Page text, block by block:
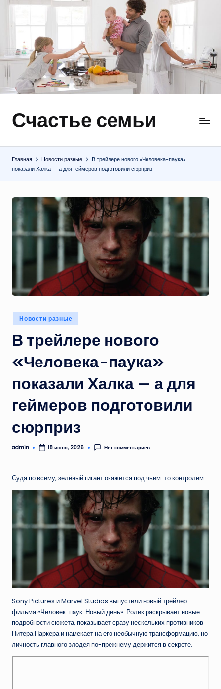
содержимому
Счастье семьи
Быт,
отношения
Главная Новости разные
В трейлере нового «Человека-паука»
показали Халка — а для геймеров подготовили сюрприз
Опубликовано
в
Новости разные
В трейлере нового
«Человека-паука»
показали Халка — а для
геймеров подготовили
сюрприз
Запись
admin 18 июня, 2026 Нет комментариев
Судя по всему, зелёный гигант окажется под чьим-то контролем.
Sony Pictures и Marvel Studios выпустили новый трейлер
фильма «Человек-паук: Новый день». Ролик раскрывает новые
подробности сюжета, показывает сразу нескольких противников
Питера Паркера и намекает на его необычную трансформацию, но
личность главного злодея по-прежнему держится в секрете.